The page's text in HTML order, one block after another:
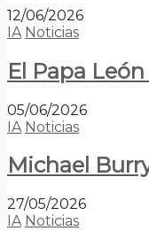
12/06/2026
IA Noticias
El Papa
05/06/2026
IA Noticias
Michael
27/05/2026
IA Noticias